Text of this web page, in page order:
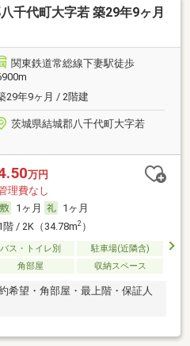
千代町大字若 築29年9ヶ月
関東鉄道常総線下妻駅徒歩
29年9ヶ月 / 2階建
茨城県結城郡八千代町大字若
万円
理費なし
1ヶ月
1ヶ月
階 / 2K（34.78m2）
バス・トイレ別
駐車場(近隣含)
角部屋 収納スペース
希望・角部屋・最上階・保証人